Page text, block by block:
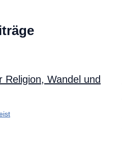
Religion, Wandel und